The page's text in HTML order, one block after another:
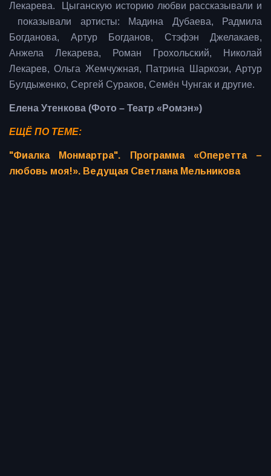
Лекарева. Цыганскую историю любви рассказывали и
показывали артисты: Мадина Дубаева, Радмила
Богданова, Артур Богданов, Стэфэн Джелакаев,
Анжела Лекарева, Роман Грохольский, Николай
Лекарев, Ольга Жемчужная, Патрина Шаркози, Артур
Булдыженко, Сергей Сураков, Семён Чунгак и другие.
Елена Утенкова (Фото – Театр «Ромэн»)
ЕЩЁ ПО ТЕМЕ:
"Фиалка Монмартра". Программа «Оперетта –
любовь моя!». Ведущая Светлана Мельникова